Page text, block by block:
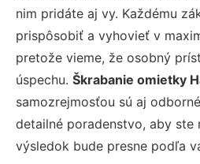
nim pridáte aj vy. Každému
prispôsobiť a vyhovieť v
pretože vieme, že osobný
úspechu. Škrabanie omietky
samozrejmosťou sú aj
detailné poradenstvo, aby ste
výsledok bude presne podľa